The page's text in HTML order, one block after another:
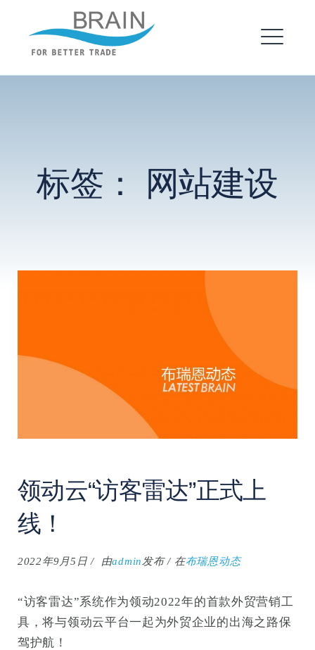
布瑞恩 – 企业建站
EXPAND
标签： 网站建设
领动云“访客雷达”正式上
线！
2022年9月5日 由admin发布 在布瑞恩动态
“访客雷达”系统作为领动2022年的首款外贸营销工
具，将与领动云平台一起为外贸企业的出海之路保
驾护航！